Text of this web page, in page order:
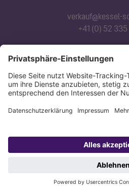
verkauf@kessel-
+41 (0) 52
Abonnieren Sie
Copyright 1998-2026 KESSEL SE + Co. KG,
Datenschutz